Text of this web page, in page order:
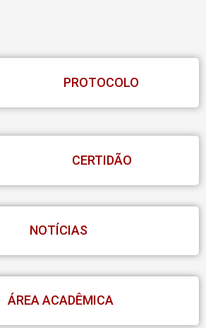
PROTOCOLO
CERTIDÃO
NOTÍCIAS
ÁREA ACADÊMICA